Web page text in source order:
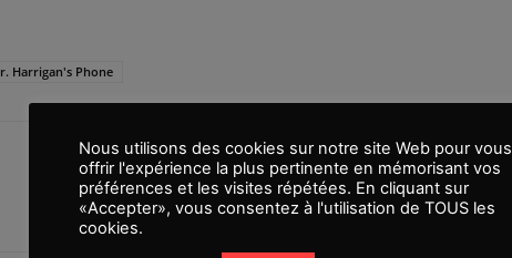
Harrigan's Phone
Nous utilisons des cookies sur notre site Web pour vous
offrir l'expérience la plus pertinente en mémorisant vos
préférences et les visites répétées. En cliquant sur
«Accepter», vous consentez à l'utilisation de TOUS les
cookies.